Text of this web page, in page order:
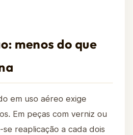
menos do que
em uso aéreo exige
Em peças com verniz ou
reaplicação a cada dois